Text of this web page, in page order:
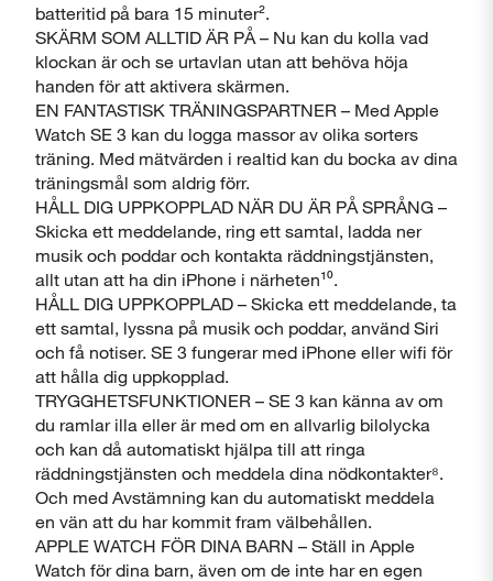
batteritid på bara 15 minuter².
SKÄRM SOM ALLTID ÄR PÅ – Nu kan du kolla vad
klockan är och se urtavlan utan att behöva höja
handen för att aktivera skärmen.
EN FANTASTISK TRÄNINGSPARTNER – Med Apple
Watch SE 3 kan du logga massor av olika sorters
träning. Med mätvärden i realtid kan du bocka av dina
träningsmål som aldrig förr.
HÅLL DIG UPPKOPPLAD NÄR DU ÄR PÅ SPRÅNG –
Skicka ett meddelande, ring ett samtal, ladda ner
musik och poddar och kontakta räddningstjänsten,
allt utan att ha din iPhone i närheten¹⁰.
HÅLL DIG UPPKOPPLAD – Skicka ett meddelande, ta
ett samtal, lyssna på musik och poddar, använd Siri
och få notiser. SE 3 fungerar med iPhone eller wifi för
att hålla dig uppkopplad.
TRYGGHETSFUNKTIONER – SE 3 kan känna av om
du ramlar illa eller är med om en allvarlig bilolycka
och kan då automatiskt hjälpa till att ringa
räddningstjänsten och meddela dina nödkontakter⁸.
Och med Avstämning kan du automatiskt meddela
en vän att du har kommit fram välbehållen.
APPLE WATCH FÖR DINA BARN – Ställ in Apple
Watch för dina barn, även om de inte har en egen
Stäng